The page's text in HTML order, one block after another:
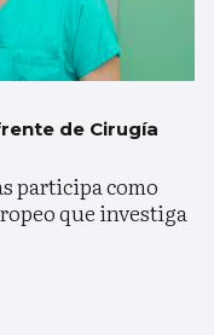
de Cirugía
participa como
que investiga